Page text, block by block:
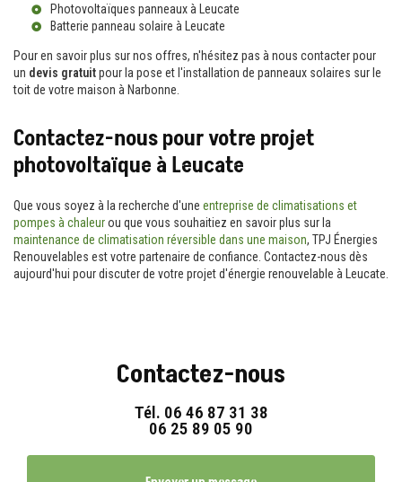
Photovoltaïques panneaux à Leucate
Batterie panneau solaire à Leucate
Pour en savoir plus sur nos offres, n'hésitez pas à nous contacter pour
un devis gratuitpour la pose et l'installation de panneaux solaires sur le
toit de votre maison à Narbonne.
Contactez-nous pour votre projet
photovoltaïque à Leucate
Que vous soyez à la recherche d'une entreprise de climatisations et
pompes à chaleurou que vous souhaitiez en savoir plus sur la
maintenance de climatisation réversible dans une maison, TPJ Énergies
Renouvelables est votre partenaire de confiance. Contactez-nous dès
aujourd'hui pour discuter de votre projet d'énergie renouvelable à Leucate.
Contactez-nous
Tél. 06 46 87 31 38
06 25 89 05 90